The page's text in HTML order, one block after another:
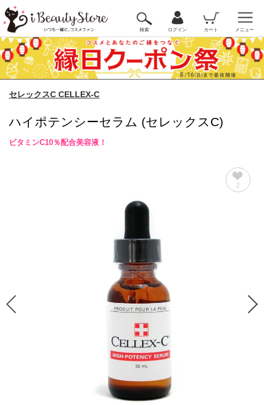
検索 ログイン カート メニュー
セレックスC CELLEX-C
ハイポテンシーセラム (セレックスC)
ビタミンC10％配合美容液！
2